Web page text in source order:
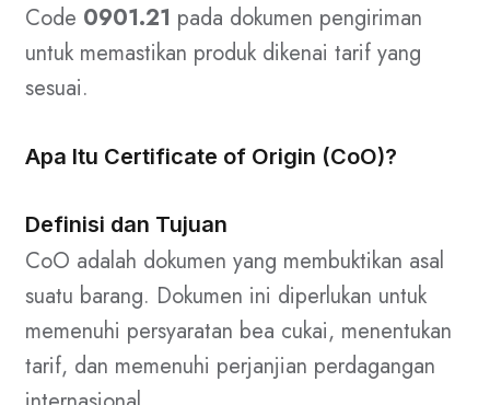
Code 0901.21 pada dokumen pengiriman
untuk memastikan produk dikenai tarif yang
sesuai.
Apa Itu Certificate of Origin (CoO)?
Definisi dan Tujuan
CoO adalah dokumen yang membuktikan asal
suatu barang. Dokumen ini diperlukan untuk
memenuhi persyaratan bea cukai, menentukan
tarif, dan memenuhi perjanjian perdagangan